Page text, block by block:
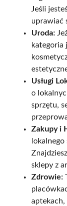
Jeśli
uprawiać
Uroda:
kategoria
Usługi
o
sprzętu,
Zakupy i
sklepy z
Zdrowie:
aptekach,